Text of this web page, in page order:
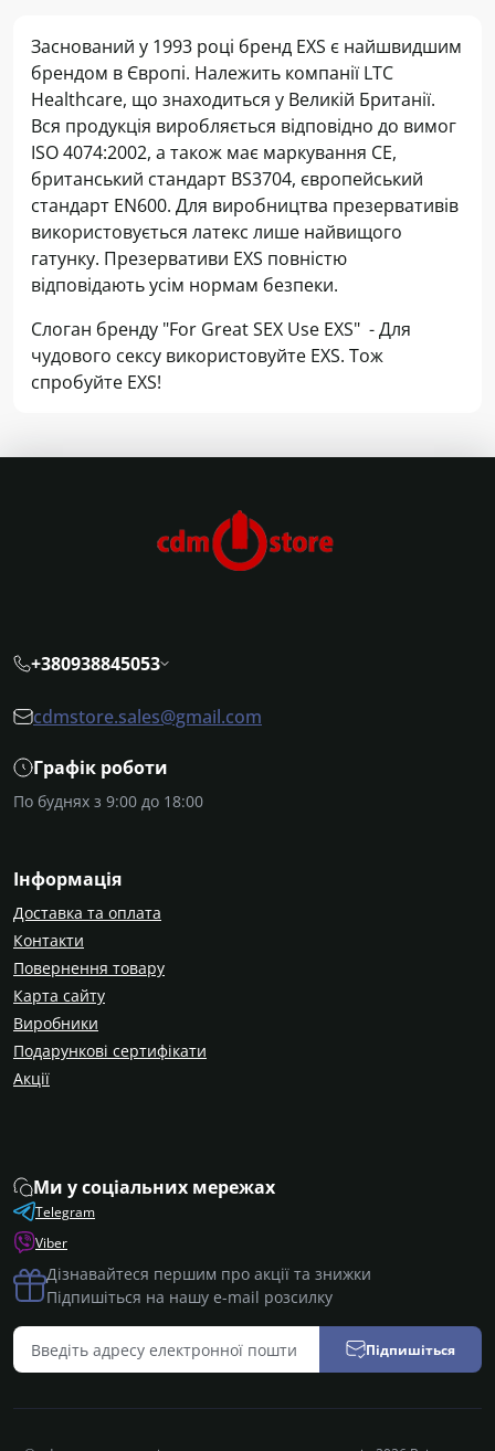
Заснований у 1993 році бренд EXS є найшвидшим
брендом в Європі. Належить компанії LTC
Healthcare, що знаходиться у Великій Британії.
Вся продукція виробляється відповідно до вимог
ISO 4074:2002, а також має маркування CE,
британський стандарт BS3704, європейський
стандарт EN600. Для виробництва презервативів
використовується латекс лише найвищого
гатунку. Презервативи EXS повністю
відповідають усім нормам безпеки.
Слоган бренду "For Great SEX Use EXS" - Для
чудового сексу використовуйте EXS. Тож
спробуйте EXS!
+380938845053
cdmstore.sales@gmail.com
Графік роботи
По буднях з 9:00 до 18:00
Інформація
Доставка та оплата
Контакти
Повернення товару
Карта сайту
Виробники
Подарункові сертифікати
Акції
Ми у соціальних мережах
Telegram
Viber
Дізнавайтеся першим про акції та знижки
Підпишіться на нашу e-mail розсилку
Підпишіться